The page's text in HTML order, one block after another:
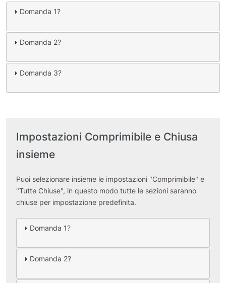
Domanda 1?
Domanda 2?
Domanda 3?
Impostazioni Comprimibile e Chiusa
insieme
Puoi selezionare insieme le impostazioni "Comprimibile" e
"Tutte Chiuse", in questo modo tutte le sezioni saranno
chiuse per impostazione predefinita.
Domanda 1?
Domanda 2?